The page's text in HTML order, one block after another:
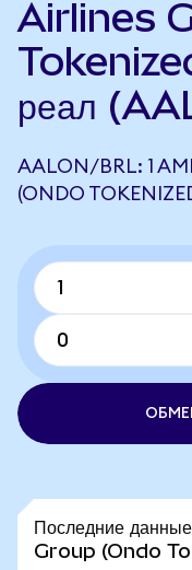
Airlines
реал
AALON/BRL: 1
(ONDO
Последние
Group (Ondo